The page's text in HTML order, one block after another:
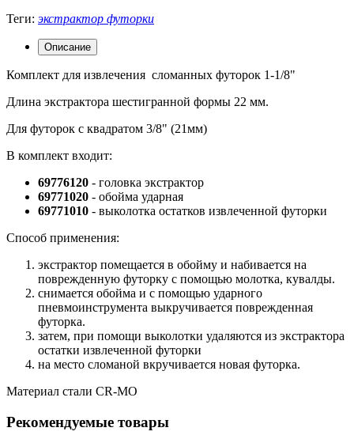
Теги: экстрактор футорки
Описание
Комплект для извлечения сломанных футорок 1-1/8"
Длина экстрактора шестигранной формы 22 мм.
Для футорок с квадратом 3/8" (21мм)
В комплект входит:
69776120 - головка экстрактор
69771020 - обойма ударная
69771010 - выколотка остатков извлеченной футорки
Способ применения:
экстрактор помещается в обойму и набивается на
поврежденную футорку с помощью молотка, кувалды.
снимается обойма и с помощью ударного
пневмоинструмента выкручивается поврежденная
футорка.
затем, при помощи выколотки удаляются из экстрактора
остатки извлеченной футорки
на место сломаной вкручивается новая футорка.
Материал стали CR-MO
Рекомендуемые товары